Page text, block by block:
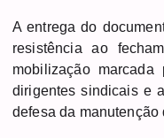
A entrega do
resistência ao
mobilização marcada
dirigentes sindicais e
defesa da manutenção